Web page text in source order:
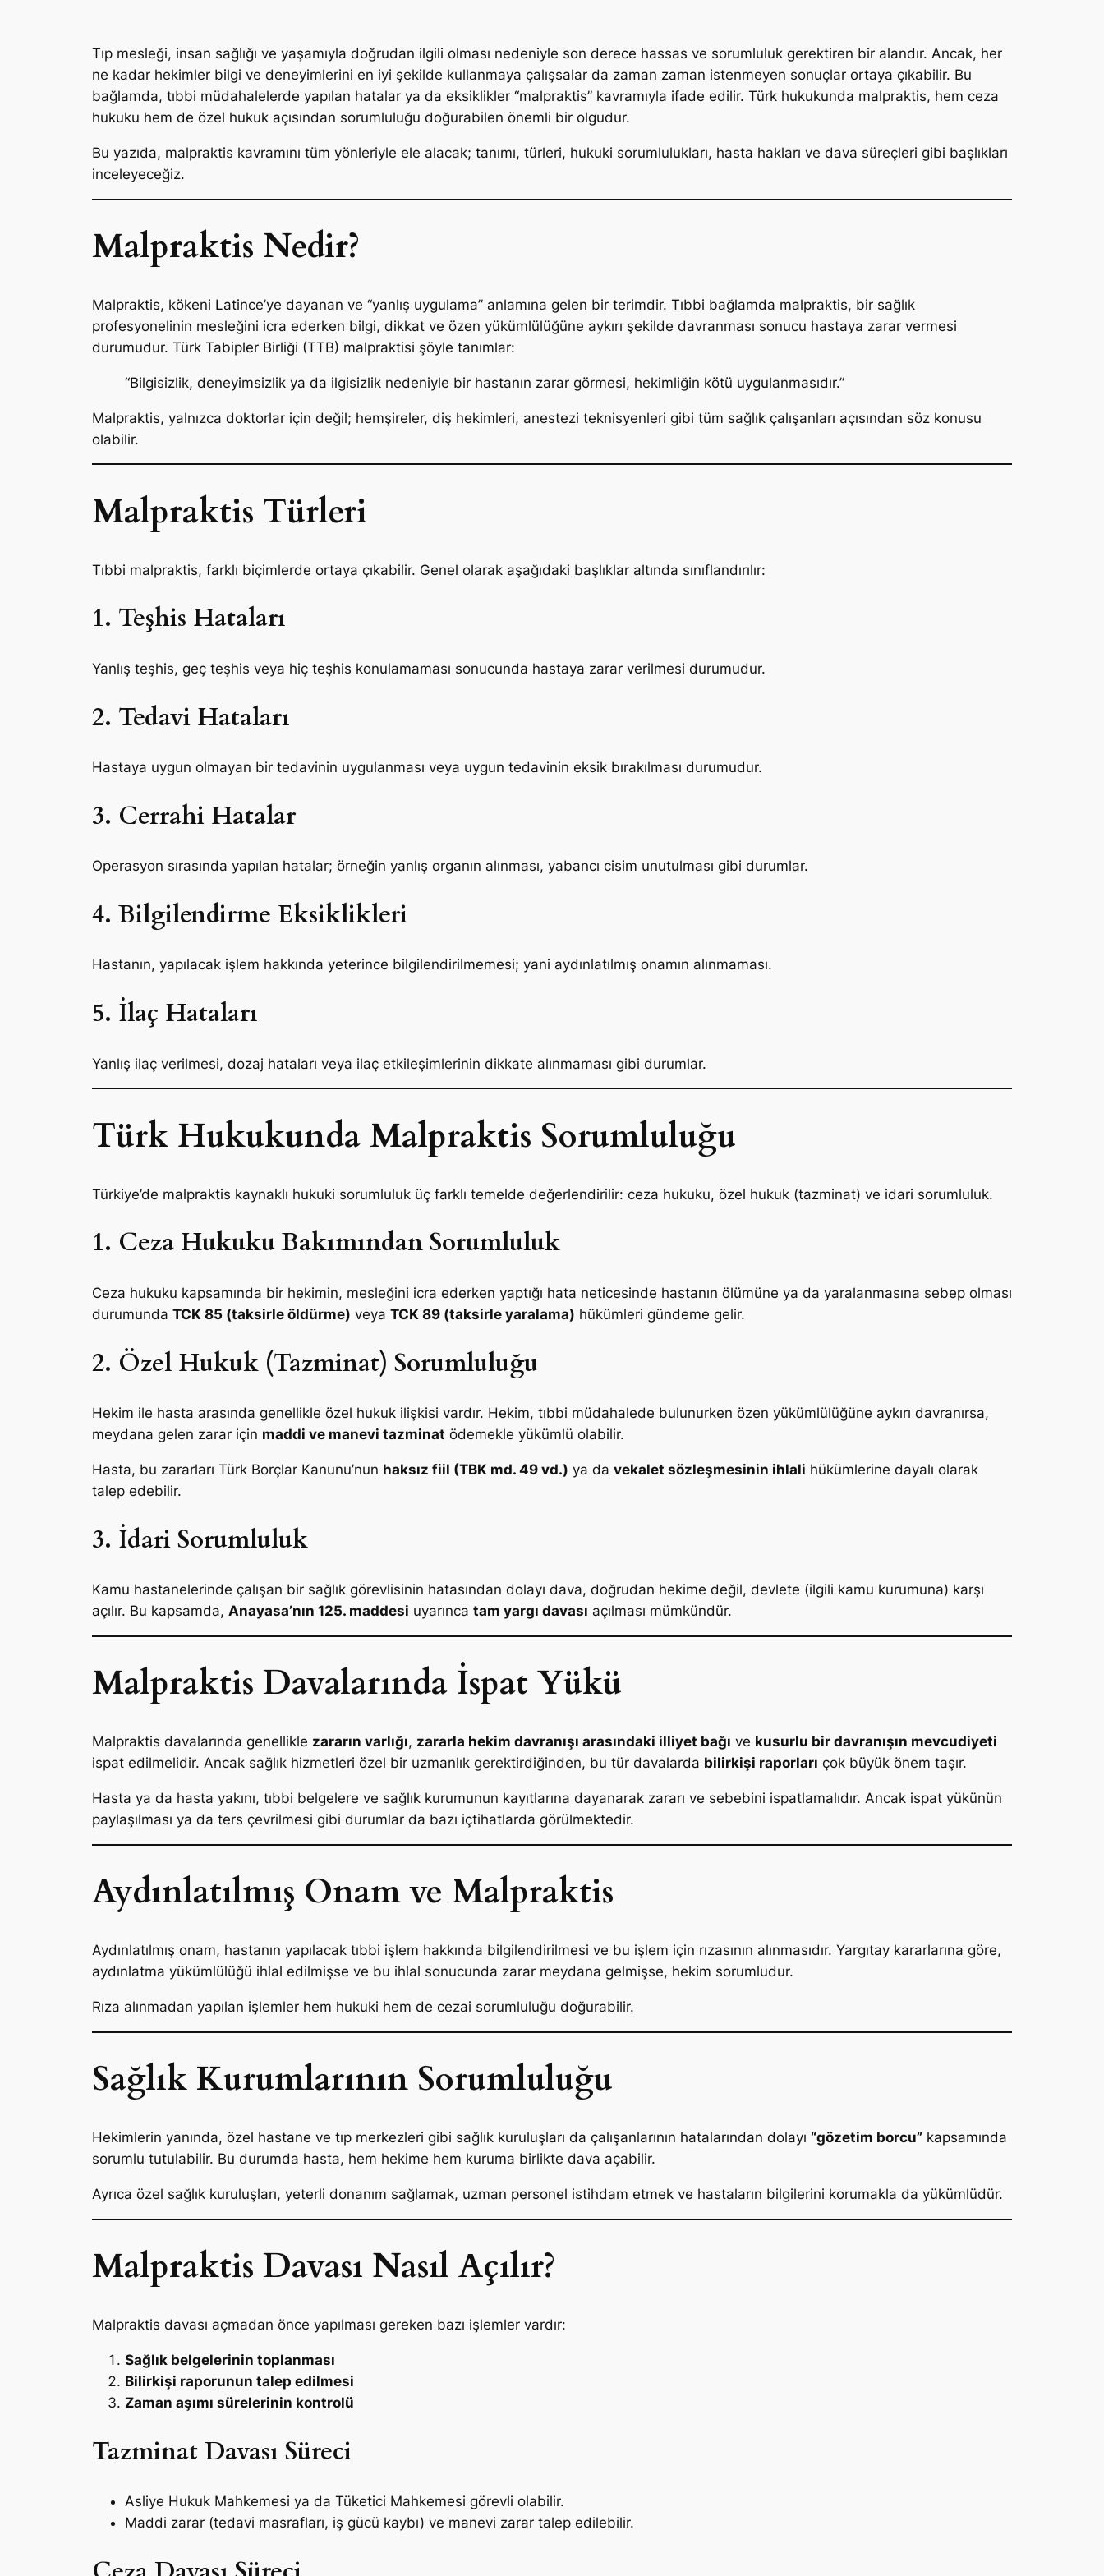
Tıp mesleği, insan sağlığı ve yaşamıyla doğrudan ilgili olması nedeniyle son derece hassas ve sorumluluk gerektiren bir alandır. Ancak, her
ne kadar hekimler bilgi ve deneyimlerini en iyi şekilde kullanmaya çalışsalar da zaman zaman istenmeyen sonuçlar ortaya çıkabilir. Bu
bağlamda, tıbbi müdahalelerde yapılan hatalar ya da eksiklikler “malpraktis” kavramıyla ifade edilir. Türk hukukunda malpraktis, hem ceza
hukuku hem de özel hukuk açısından sorumluluğu doğurabilen önemli bir olgudur.
Bu yazıda, malpraktis kavramını tüm yönleriyle ele alacak; tanımı, türleri, hukuki sorumlulukları, hasta hakları ve dava süreçleri gibi başlıkları
inceleyeceğiz.
Malpraktis Nedir?
Malpraktis, kökeni Latince’ye dayanan ve “yanlış uygulama” anlamına gelen bir terimdir. Tıbbi bağlamda malpraktis, bir sağlık
profesyonelinin mesleğini icra ederken bilgi, dikkat ve özen yükümlülüğüne aykırı şekilde davranması sonucu hastaya zarar vermesi
durumudur. Türk Tabipler Birliği (TTB) malpraktisi şöyle tanımlar:
“Bilgisizlik, deneyimsizlik ya da ilgisizlik nedeniyle bir hastanın zarar görmesi, hekimliğin kötü uygulanmasıdır.”
Malpraktis, yalnızca doktorlar için değil; hemşireler, diş hekimleri, anestezi teknisyenleri gibi tüm sağlık çalışanları açısından söz konusu
olabilir.
Malpraktis Türleri
Tıbbi malpraktis, farklı biçimlerde ortaya çıkabilir. Genel olarak aşağıdaki başlıklar altında sınıflandırılır:
1. Teşhis Hataları
Yanlış teşhis, geç teşhis veya hiç teşhis konulamaması sonucunda hastaya zarar verilmesi durumudur.
2. Tedavi Hataları
Hastaya uygun olmayan bir tedavinin uygulanması veya uygun tedavinin eksik bırakılması durumudur.
3. Cerrahi Hatalar
Operasyon sırasında yapılan hatalar; örneğin yanlış organın alınması, yabancı cisim unutulması gibi durumlar.
4. Bilgilendirme Eksiklikleri
Hastanın, yapılacak işlem hakkında yeterince bilgilendirilmemesi; yani aydınlatılmış onamın alınmaması.
5. İlaç Hataları
Yanlış ilaç verilmesi, dozaj hataları veya ilaç etkileşimlerinin dikkate alınmaması gibi durumlar.
Türk Hukukunda Malpraktis Sorumluluğu
Türkiye’de malpraktis kaynaklı hukuki sorumluluk üç farklı temelde değerlendirilir: ceza hukuku, özel hukuk (tazminat) ve idari sorumluluk.
1. Ceza Hukuku Bakımından Sorumluluk
Ceza hukuku kapsamında bir hekimin, mesleğini icra ederken yaptığı hata neticesinde hastanın ölümüne ya da yaralanmasına sebep olması
durumunda TCK 85 (taksirle öldürme) veya TCK 89 (taksirle yaralama) hükümleri gündeme gelir.
2. Özel Hukuk (Tazminat) Sorumluluğu
Hekim ile hasta arasında genellikle özel hukuk ilişkisi vardır. Hekim, tıbbi müdahalede bulunurken özen yükümlülüğüne aykırı davranırsa,
meydana gelen zarar için maddi ve manevi tazminat ödemekle yükümlü olabilir.
Hasta, bu zararları Türk Borçlar Kanunu’nun haksız fiil (TBK md. 49 vd.) ya da vekalet sözleşmesinin ihlali hükümlerine dayalı olarak
talep edebilir.
3. İdari Sorumluluk
Kamu hastanelerinde çalışan bir sağlık görevlisinin hatasından dolayı dava, doğrudan hekime değil, devlete (ilgili kamu kurumuna) karşı
açılır. Bu kapsamda, Anayasa’nın 125. maddesi uyarınca tam yargı davası açılması mümkündür.
Malpraktis Davalarında İspat Yükü
Malpraktis davalarında genellikle zararın varlığı, zararla hekim davranışı arasındaki illiyet bağı ve kusurlu bir davranışın mevcudiyeti
ispat edilmelidir. Ancak sağlık hizmetleri özel bir uzmanlık gerektirdiğinden, bu tür davalarda bilirkişi raporları çok büyük önem taşır.
Hasta ya da hasta yakını, tıbbi belgelere ve sağlık kurumunun kayıtlarına dayanarak zararı ve sebebini ispatlamalıdır. Ancak ispat yükünün
paylaşılması ya da ters çevrilmesi gibi durumlar da bazı içtihatlarda görülmektedir.
Aydınlatılmış Onam ve Malpraktis
Aydınlatılmış onam, hastanın yapılacak tıbbi işlem hakkında bilgilendirilmesi ve bu işlem için rızasının alınmasıdır. Yargıtay kararlarına göre,
aydınlatma yükümlülüğü ihlal edilmişse ve bu ihlal sonucunda zarar meydana gelmişse, hekim sorumludur.
Rıza alınmadan yapılan işlemler hem hukuki hem de cezai sorumluluğu doğurabilir.
Sağlık Kurumlarının Sorumluluğu
Hekimlerin yanında, özel hastane ve tıp merkezleri gibi sağlık kuruluşları da çalışanlarının hatalarından dolayı “gözetim borcu” kapsamında
sorumlu tutulabilir. Bu durumda hasta, hem hekime hem kuruma birlikte dava açabilir.
Ayrıca özel sağlık kuruluşları, yeterli donanım sağlamak, uzman personel istihdam etmek ve hastaların bilgilerini korumakla da yükümlüdür.
Malpraktis Davası Nasıl Açılır?
Malpraktis davası açmadan önce yapılması gereken bazı işlemler vardır:
Sağlık belgelerinin toplanması
Bilirkişi raporunun talep edilmesi
Zaman aşımı sürelerinin kontrolü
Tazminat Davası Süreci
Asliye Hukuk Mahkemesi ya da Tüketici Mahkemesi görevli olabilir.
Maddi zarar (tedavi masrafları, iş gücü kaybı) ve manevi zarar talep edilebilir.